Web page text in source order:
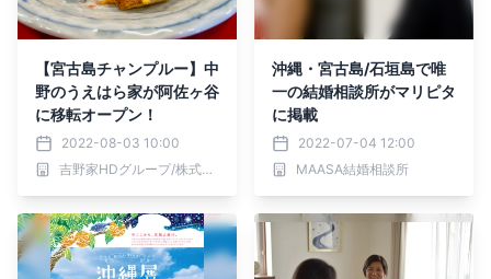
【宮古島チャンプルー】中
野のうえはら家が阿佐ヶ谷
に移転オープン！
2022-08-03 10:00
吉野家HDグループ/株式会社シェアレストラン
沖縄・宮古島/石垣島で唯
一の結婚相談所がマリピタ
に掲載
2022-07-04 12:00
MAASA結婚相談所